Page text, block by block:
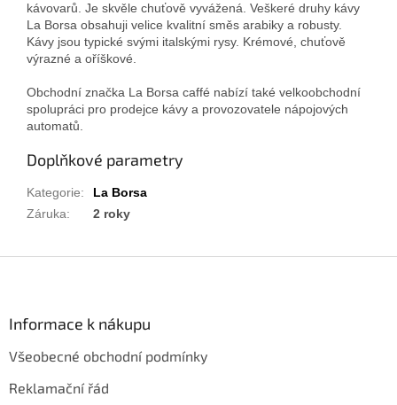
kávovarů. Je skvěle chuťově vyvážená. Veškeré druhy kávy
La Borsa obsahuji velice kvalitní směs arabiky a robusty.
Kávy jsou typické svými italskými rysy. Krémové, chuťově
výrazné a oříškové.
Obchodní značka La Borsa caffé nabízí také velkoobchodní
spolupráci pro prodejce kávy a provozovatele nápojových
automatů.
Doplňkové parametry
Kategorie:
La Borsa
Záruka: 2 roky
Informace k nákupu
Všeobecné obchodní podmínky
Reklamační řád